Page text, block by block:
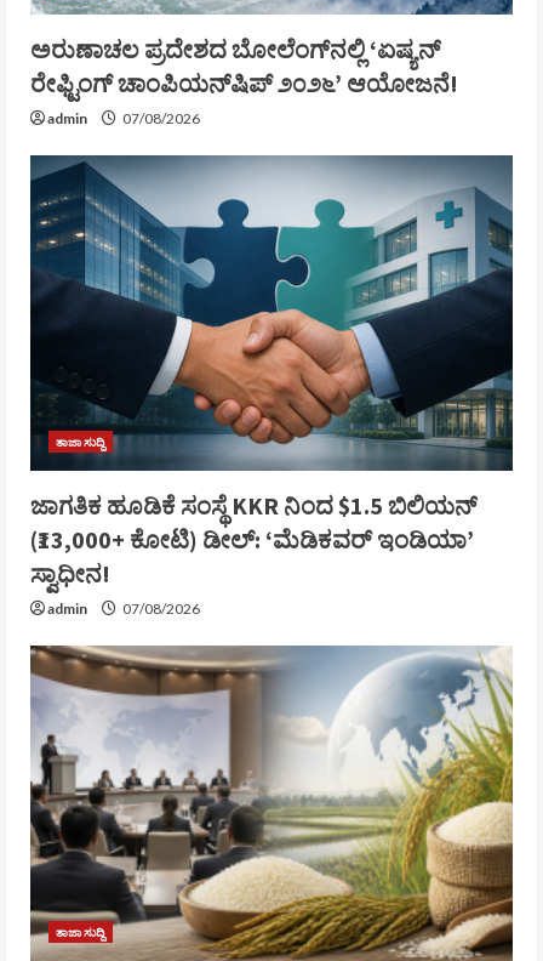
ಅರುಣಾಚಲ ಪ್ರದೇಶದ ಬೋಲೆಂಗ್‌ನಲ್ಲಿ ‘ಏಷ್ಯನ್
ರೇಫ್ಟಿಂಗ್ ಚಾಂಪಿಯನ್‌ಷಿಪ್ ೨೦೨೬’ ಆಯೋಜನೆ!
admin 07/08/2026
ತಾಜಾ ಸುದ್ದಿ
ಜಾಗತಿಕ ಹೂಡಿಕೆ ಸಂಸ್ಥೆ KKR ನಿಂದ $1.5 ಬಿಲಿಯನ್
(₹13,000+ ಕೋಟಿ) ಡೀಲ್: ‘ಮೆಡಿಕವರ್ ಇಂಡಿಯಾ’
ಸ್ವಾಧೀನ!
admin 07/08/2026
ತಾಜಾ ಸುದ್ದಿ